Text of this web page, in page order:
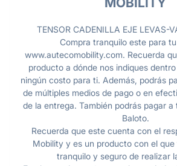
TENSOR CADENILLA EJE LEVAS-
Compra tranquilo este para
www.autecomobility.com. Recuerda
producto a dónde nos indiques
ningún costo para ti. Además, podrás
de múltiples medios de pago o en
de la entrega. También podrás pagar
Baloto.
Recuerda que este cuenta con el
Mobility y es un producto con el
tranquilo y seguro de realizar